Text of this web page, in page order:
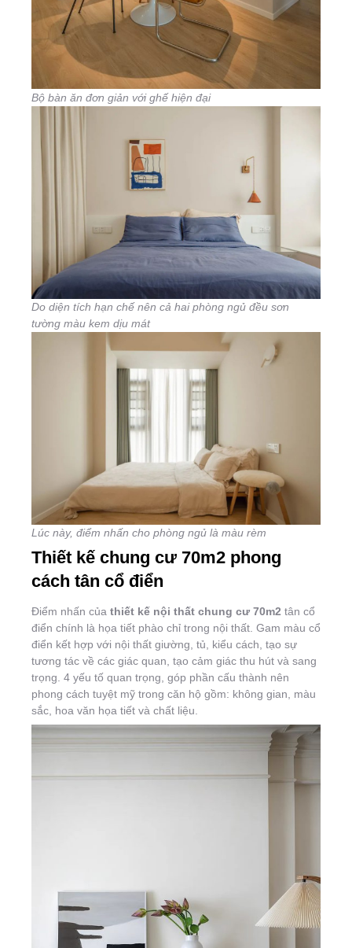
Bộ bàn ăn đơn giản với ghế hiện đại
Do diện tích hạn chế nên cả hai phòng ngủ đều sơn
tường màu kem dịu mát
Lúc này, điểm nhấn cho phòng ngủ là màu rèm
Thiết kế chung cư 70m2 phong
cách tân cổ điển
Điểm nhấn của thiết kế nội thất chung cư 70m2 tân cổ
điển chính là họa tiết phào chỉ trong nội thất. Gam màu cổ
điển kết hợp với nội thất giường, tủ, kiểu cách, tạo sự
tương tác về các giác quan, tạo cảm giác thu hút và sang
trọng. 4 yếu tố quan trọng, góp phần cấu thành nên
phong cách tuyệt mỹ trong căn hộ gồm: không gian, màu
sắc, hoa văn họa tiết và chất liệu.